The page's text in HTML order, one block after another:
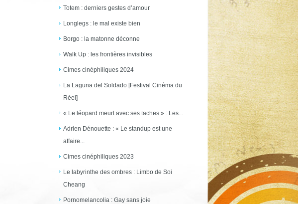
Totem : derniers gestes d’amour
Longlegs : le mal existe bien
Borgo : la matonne déconne
Walk Up : les frontières invisibles
Cimes cinéphiliques 2024
La Laguna del Soldado [Festival Cinéma du
Réel]
« Le léopard meurt avec ses taches » : Les...
Adrien Dénouette : « Le standup est une
affaire...
Cimes cinéphiliques 2023
Le labyrinthe des ombres : Limbo de Soi
Cheang
Pornomelancolia : Gay sans joie